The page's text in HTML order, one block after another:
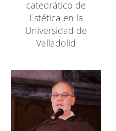
catedrático de
Estética en la
Universidad de
Valladolid